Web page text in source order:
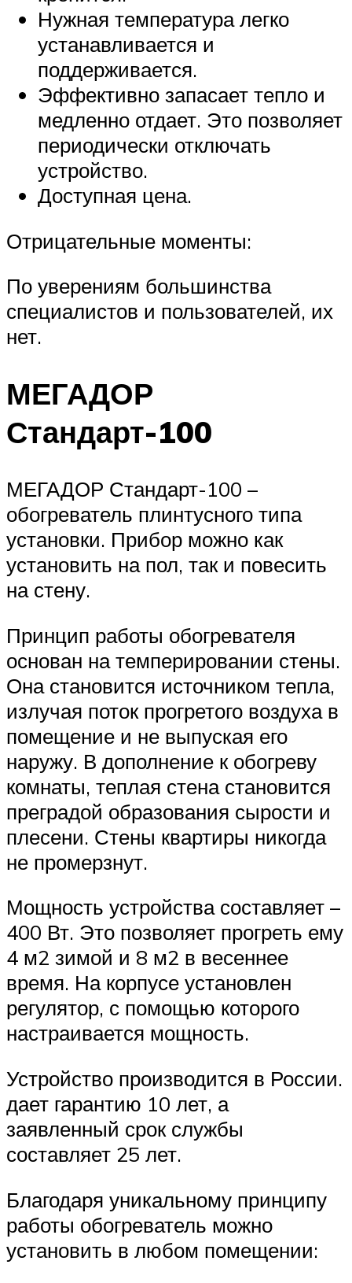
Нужная температура легко
устанавливается и
поддерживается.
Эффективно запасает тепло и
медленно отдает. Это позволяет
периодически отключать
устройство.
Доступная цена.
Отрицательные моменты:
По уверениям большинства
специалистов и пользователей, их
нет.
МЕГАДОР
Стандарт-100
МЕГАДОР Стандарт-100 –
обогреватель плинтусного типа
установки. Прибор можно как
установить на пол, так и повесить
на стену.
Принцип работы обогревателя
основан на темперировании стены.
Она становится источником тепла,
излучая поток прогретого воздуха в
помещение и не выпуская его
наружу. В дополнение к обогреву
комнаты, теплая стена становится
преградой образования сырости и
плесени. Стены квартиры никогда
не промерзнут.
Мощность устройства составляет –
400 Вт. Это позволяет прогреть ему
4 м2 зимой и 8 м2 в весеннее
время. На корпусе установлен
регулятор, с помощью которого
настраивается мощность.
Устройство производится в России.
дает гарантию 10 лет, а
заявленный срок службы
составляет 25 лет.
Благодаря уникальному принципу
работы обогреватель можно
установить в любом помещении: